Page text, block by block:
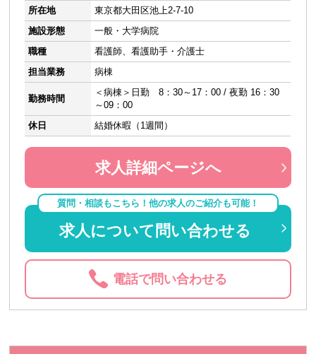
所在地
東京都大田区池上2-7-10
施設形態
一般・大学病院
職種
看護師、看護助手・介護士
担当業務
病棟
勤務時間
＜病棟＞日勤 8：30～17：00 / 夜勤 16：30
～09：00
休日
結婚休暇（1週間）
求人詳細ページへ
質問・相談もこちら！他の求人のご紹介も可能！
求人について問い合わせる
電話で問い合わせる